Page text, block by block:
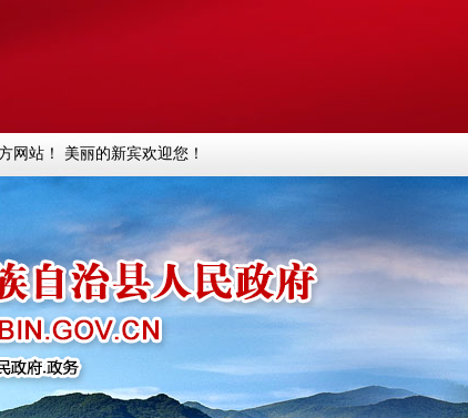
网站！ 美丽的新宾欢迎您！